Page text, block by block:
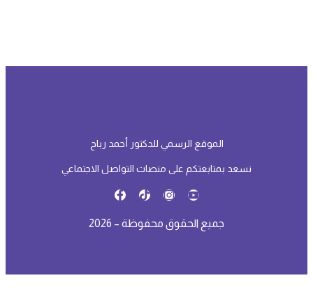
الموقع الرسمي للدكتور أحمد رباح
نسعد بمتابعتكم على منصات التواصل الاجتماعي
جميع الحقوق محفوظة – 2026